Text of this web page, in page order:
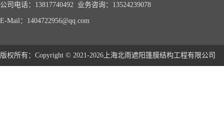
公司电话：13817740492 业务咨询：13524239078
E-Mail：1404722956@qq.com
版权所有：Copyright © 2021-2026上海北雨遮阳篷膜结构工程有限公司